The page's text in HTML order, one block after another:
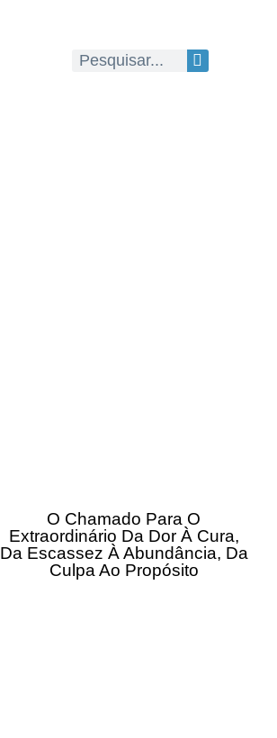
O Chamado Para O
Extraordinário Da Dor À Cura,
Da Escassez À Abundância, Da
Culpa Ao Propósito